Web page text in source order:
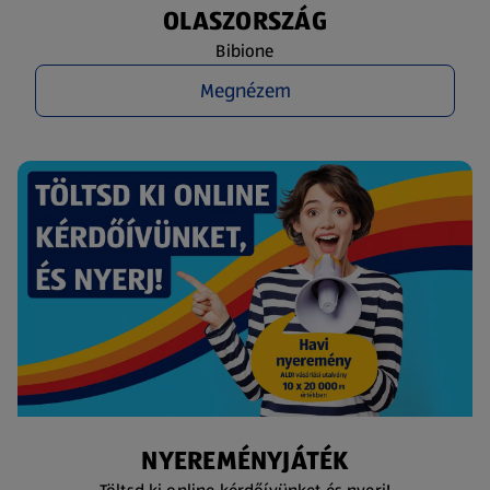
OLASZORSZÁG
Bibione
Megnézem
NYEREMÉNYJÁTÉK